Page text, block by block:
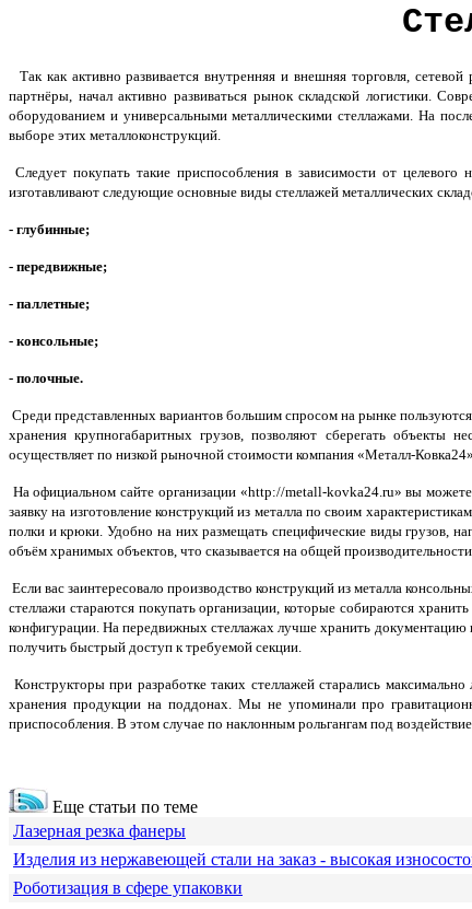
Так как активно развивается внутренняя и внешняя торговля,
партнёры, начал активно развиваться рынок складской логистики.
оборудованием и универсальными металлическими стеллажами. На
выборе этих металлоконструкций.
Следует покупать такие приспособления в зависимости от
изготавливают следующие основные виды стеллажей металлических
- глубинные;
- передвижные;
- паллетные;
- консольные;
- полочные.
Среди представленных вариантов большим спросом на рынке
хранения крупногабаритных грузов, позволяют сберегать объекты
осуществляет по низкой рыночной стоимости компания «Металл-
На официальном сайте организации «http://metall-kovka24.ru» вы можете
заявку на изготовление конструкций из металла по своим
полки и крюки. Удобно на них размещать специфические виды грузов,
объём хранимых объектов, что сказывается на общей
Если вас заинтересовало производство конструкций из металла
стеллажи стараются покупать организации, которые собираются
конфигурации. На передвижных стеллажах лучше хранить документацию
получить быстрый доступ к требуемой секции.
Конструкторы при разработке таких стеллажей старались
хранения продукции на поддонах. Мы не упоминали про
приспособления. В этом случае по наклонным рольгангам под
Еще статьи по теме
Лазерная резка фанеры
Изделия из нержавеющей стали на заказ - высокая
Роботизация в сфере упаковки